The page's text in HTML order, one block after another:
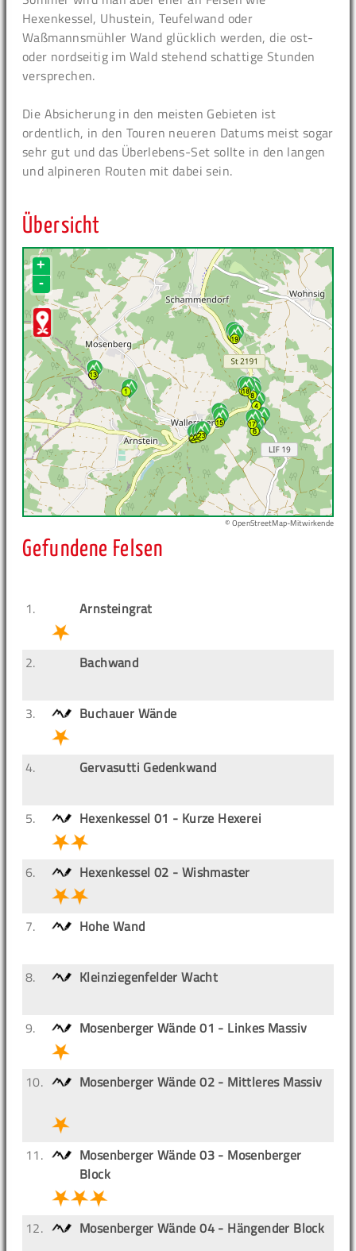
Hexenkessel, Uhustein, Teufelwand oder
Waßmannsmühler Wand glücklich werden, die ost-
oder nordseitig im Wald stehend schattige Stunden
versprechen.
Die Absicherung in den meisten Gebieten ist
ordentlich, in den Touren neueren Datums meist sogar
sehr gut und das Überlebens-Set sollte in den langen
und alpineren Routen mit dabei sein.
Übersicht
+
-
© OpenStreetMap-Mitwirkende
Gefundene Felsen
1. Arnsteingrat
2. Bachwand
3. Buchauer Wände
4. Gervasutti Gedenkwand
5. Hexenkessel 01 - Kurze Hexerei
6. Hexenkessel 02 - Wishmaster
7. Hohe Wand
8. Kleinziegenfelder Wacht
9. Mosenberger Wände 01 - Linkes Massiv
10. Mosenberger Wände 02 - Mittleres Massiv
11.
Mosenberger Wände 03 - Mosenberger
Block
12. Mosenberger Wände 04 - Hängender Block